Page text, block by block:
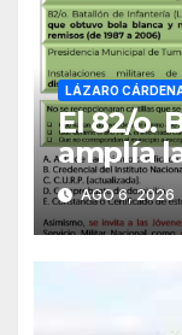
LÁZARO
El 82/o.
amplía
Catilla
Nacional
AGO 6, 2026